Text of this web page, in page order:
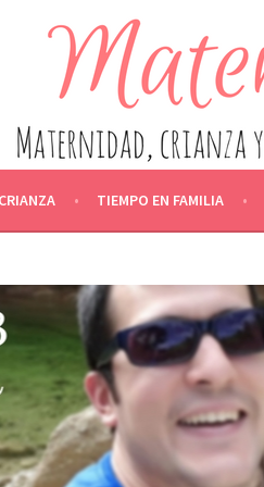
CRIANZA,
CRIANZA TIEMPO EN FAMILIA